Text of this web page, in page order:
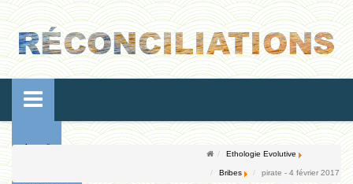
Accueil
Ethologie Evolutive
Bribes pirate - 4 février 2017